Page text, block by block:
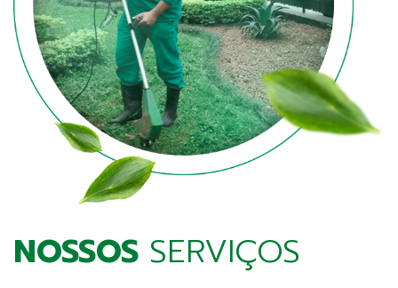
NOSSOS SERVIÇOS